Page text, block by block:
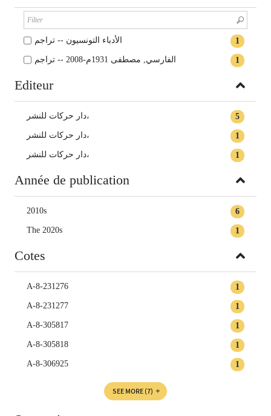
1 الأدباء التونسيون -- تراجم
1 الفارسي‏, ‏مصطفى‏ ‏1931م-2008 -- ‏تراجم
Editeur
5 ‏دار حركات للنشر،
1 دار حركات للنشر،
1 دار حركات للنشر‏،
Année de publication
6
2010s
1
The 2020s
Cotes
1
A-8-231276
1
A-8-231277
1
A-8-305817
1
A-8-305818
1
A-8-306925
SEE MORE (7)